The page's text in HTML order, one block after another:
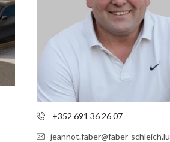
+352 691 36 26 07
jeannot.faber@faber-schleich.lu